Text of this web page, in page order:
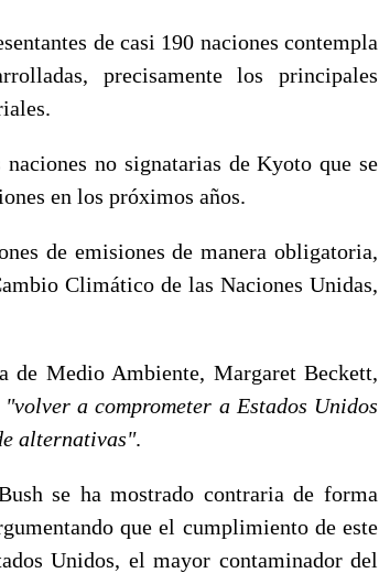
de casi 190 naciones contempla
precisamente los principales
no signatarias de Kyoto que se
en los próximos años.
de emisiones de manera obligatoria,
Climático de las Naciones Unidas,
de Medio Ambiente, Margaret Beckett,
"volver a comprometer a Estados Unidos
alternativas".
se ha mostrado contraria de forma
que el cumplimiento de este
Unidos, el mayor contaminador del